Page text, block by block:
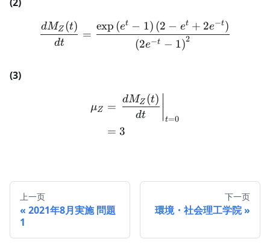
\begin{aligned}
dt
dMZ (t)
=
(2e−t − 1)2
exp (et − 1) (2 − et + 2e−t)
(3)
\begin{aligned} \mu_Z
μZ =
dt
dMZ (t)
t=0
= 3
上一页
2021年8月実施 問題
1
下一页
環境・社会理工学院